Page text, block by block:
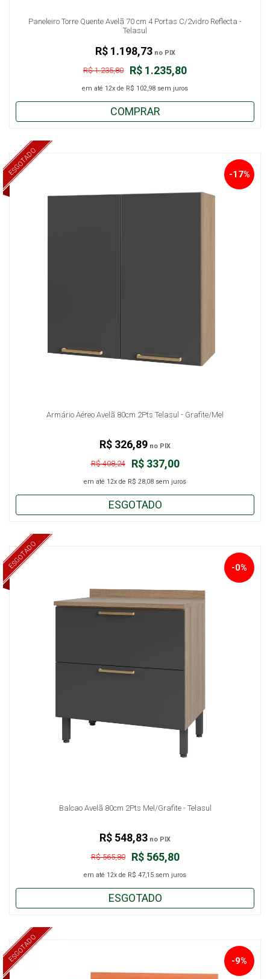
Paneleiro Torre Quente Avelã 70 cm 4 Portas C/2vidro Reflecta -
Telasul
R$ 1.235,80
R$ 1.235,80
em até 12x de R$ 102,98 sem juros
R$ 1.198,73no PIX
COMPRAR
ESGOTADO
Armário Aéreo Avelã 80cm 2Pts Telasul - Grafite/Mel
R$ 337,00
R$ 408,24
-17%
em até 12x de R$ 28,08 sem juros
R$ 326,89 no PIX
ESGOTADO
ESGOTADO
Balcao Avelã 80cm 2Pts Mel/Grafite - Telasul
R$ 565,80
R$ 565,80
-0%
em até 12x de R$ 47,15 sem juros
R$ 548,83 no PIX
ESGOTADO
ESGOTADO -9%